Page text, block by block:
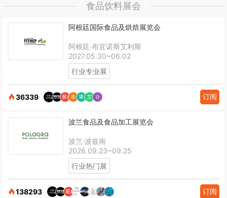
食品饮料展会
阿根廷国际食品及烘焙展览会
阿根廷·布宜诺斯艾利斯
2027.05.30~06.02
行业专业展
36339 订阅
波兰食品及食品加工展览会
波兰·波兹南
2026.09.23~09.25
行业热门展
138293 订阅